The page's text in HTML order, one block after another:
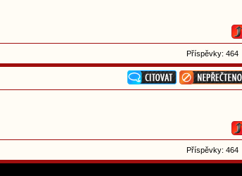
Příspěvky: 464
Příspěvky: 464